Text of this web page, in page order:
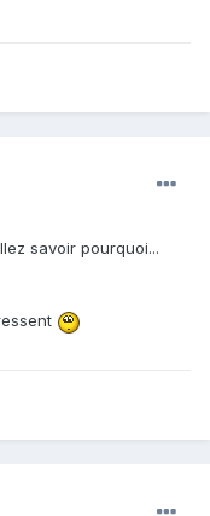
savoir pourquoi...